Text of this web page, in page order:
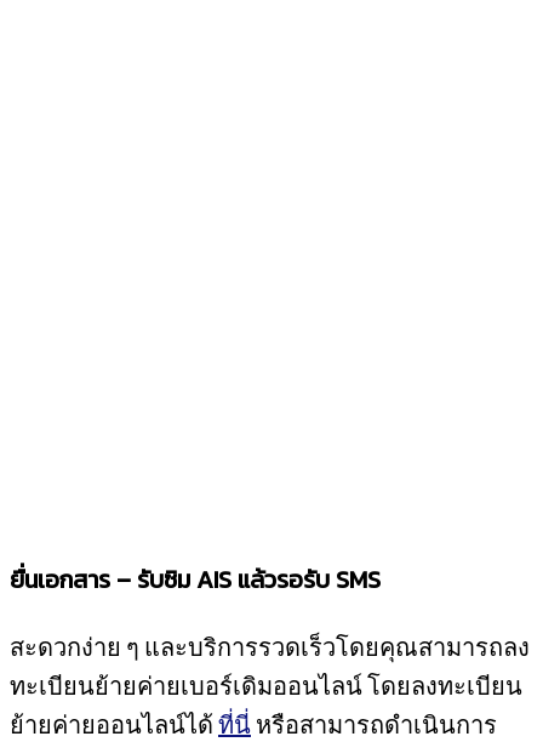
ยื่นเอกสาร – รับซิมAIS แล้วรอรับ SMS
สะดวกง่าย ๆ และบริการรวดเร็วโดยคุณสามารถลง
ทะเบียนย้ายค่ายเบอร์เดิมออนไลน์ โดยลงทะเบียน
ย้ายค่ายออนไลน์ได้ที่นี่หรือสามารถดำเนินการ